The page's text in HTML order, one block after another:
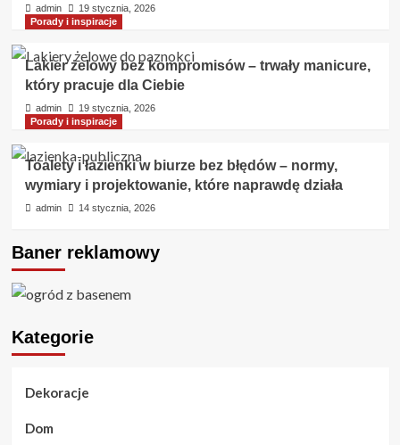
admin
19 stycznia, 2026
Porady i inspiracje
Lakier żelowy bez kompromisów – trwały manicure,
który pracuje dla Ciebie
admin
19 stycznia, 2026
Porady i inspiracje
Toalety i łazienki w biurze bez błędów – normy,
wymiary i projektowanie, które naprawdę działa
admin 14 stycznia, 2026
Baner reklamowy
Kategorie
Dekoracje
Dom